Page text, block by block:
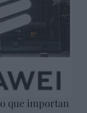
que importan